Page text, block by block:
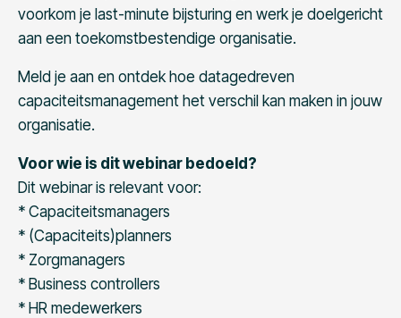
voorkom je last-minute bijsturing en werk je doelgericht
aan een toekomstbestendige organisatie.
Meld je aan en ontdek hoe datagedreven
capaciteitsmanagement het verschil kan maken in jouw
organisatie.
Voor wie is dit webinar bedoeld?
Dit webinar is relevant voor:
* Capaciteitsmanagers
* (Capaciteits)planners
* Zorgmanagers
* Business controllers
* HR medewerkers